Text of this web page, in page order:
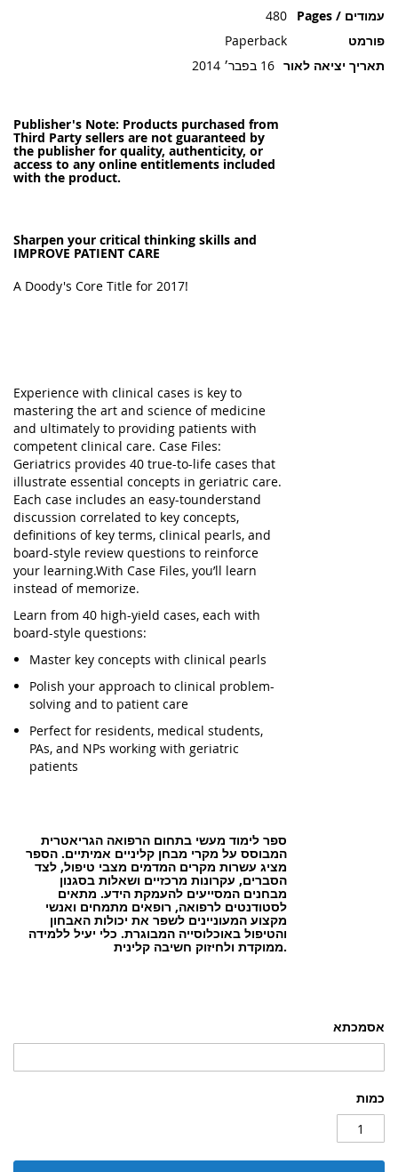
אסמכתא
כמות
עמודים / Pages
480
פורמט
Paperback
תאריך יציאה לאור 16 בפבר׳ 2014
Publisher's Note: Products purchased from
Third Party sellers are not guaranteed by
the publisher for quality, authenticity, or
access to any online entitlements included
with the product.
Sharpen your critical thinking skills and
IMPROVE PATIENT CARE
A Doody's Core Title for 2017!
Experience with clinical cases is key to
mastering the art and science of medicine
and ultimately to providing patients with
competent clinical care. Case Files:
Geriatrics provides 40 true-to-life cases that
illustrate essential concepts in geriatric care.
Each case includes an easy-tounderstand
discussion correlated to key concepts,
definitions of key terms, clinical pearls, and
board-style review questions to reinforce
your learning.With Case Files, you’ll learn
instead of memorize.
Learn from 40 high-yield cases, each with
board-style questions:
Master key concepts with clinical pearls
Polish your approach to clinical problem-
solving and to patient care
Perfect for residents, medical students,
PAs, and NPs working with geriatric
patients
ספר לימוד מעשי בתחום הרפואה הגריאטרית
המבוסס על מקרי מבחן קליניים אמיתיים. הספר
מציג עשרות מקרים המדמים מצבי טיפול, לצד
הסברים, עקרונות מרכזיים ושאלות בסגנון
מבחנים המסייעים להעמקת הידע. מתאים
לסטודנטים לרפואה, רופאים מתמחים ואנשי
מקצוע המעוניינים לשפר את יכולות האבחון
והטיפול באוכלוסייה המבוגרת. כלי יעיל ללמידה
ממוקדת ולחיזוק חשיבה קלינית.